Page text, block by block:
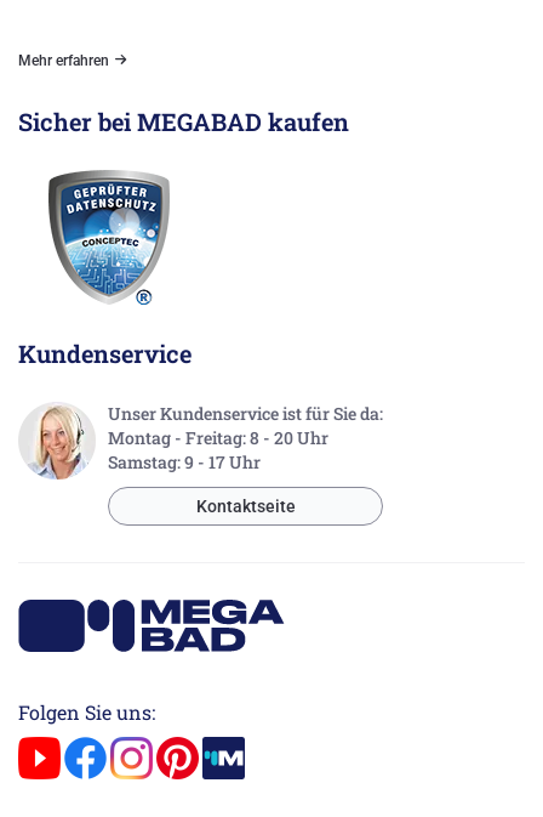
Mehr erfahren
Sicher bei MEGABAD kaufen
Kundenservice
Unser Kundenservice ist für Sie da:
Montag - Freitag: 8 - 20 Uhr
Samstag: 9 - 17 Uhr
Kontaktseite
Folgen Sie uns: